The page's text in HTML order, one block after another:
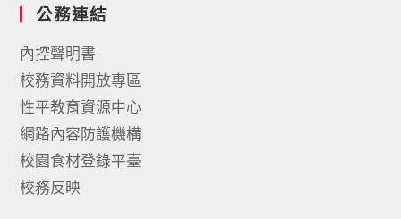
公務連結
內控聲明書
校務資料開放專區
性平教育資源中心
網路內容防護機構
校園食材登錄平臺
校務反映